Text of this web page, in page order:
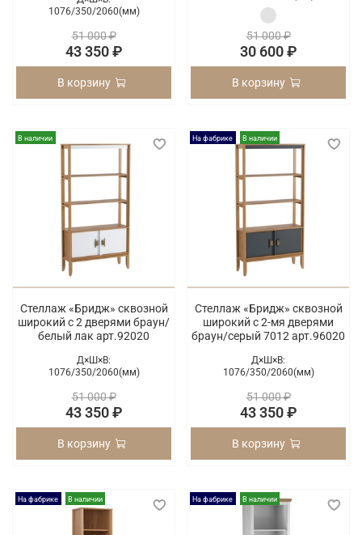
1076/350/2060(мм)
51 000 ₽
43 350 ₽
В корзину
51 000 ₽
30 600 ₽
В корзину
В наличии
Стеллаж «Бридж» сквозной
широкий с 2 дверями браун/
белый лак арт.92020
Д×Ш×В:
1076/350/2060(мм)
51 000 ₽
43 350 ₽
В корзину
На фабрике В наличии
Стеллаж «Бридж» сквозной
широкий с 2-мя дверями
браун/серый 7012 арт.96020
Д×Ш×В:
1076/350/2060(мм)
51 000 ₽
43 350 ₽
В корзину
На фабрике В наличии На фабрике В наличии